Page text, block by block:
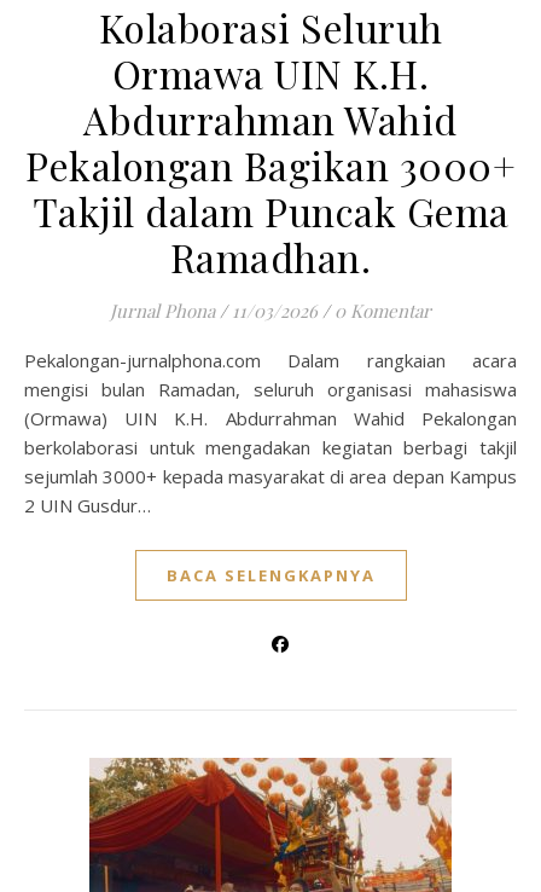
Kolaborasi Seluruh
Ormawa UIN K.H.
Abdurrahman Wahid
Pekalongan Bagikan 3000+
Takjil dalam Puncak Gema
Ramadhan.
Jurnal Phona / 11/03/2026 / 0 Komentar
Pekalongan-jurnalphona.com Dalam rangkaian acara
mengisi bulan Ramadan, seluruh organisasi mahasiswa
(Ormawa) UIN K.H. Abdurrahman Wahid Pekalongan
berkolaborasi untuk mengadakan kegiatan berbagi takjil
sejumlah 3000+ kepada masyarakat di area depan Kampus
2 UIN Gusdur…
BACA SELENGKAPNYA